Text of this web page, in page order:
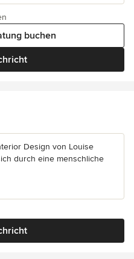
buchen
Design von Louise
durch eine menschliche